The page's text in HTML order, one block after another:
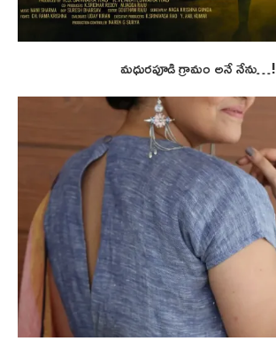
మధురపూడి గ్రామం అనే నేను…!